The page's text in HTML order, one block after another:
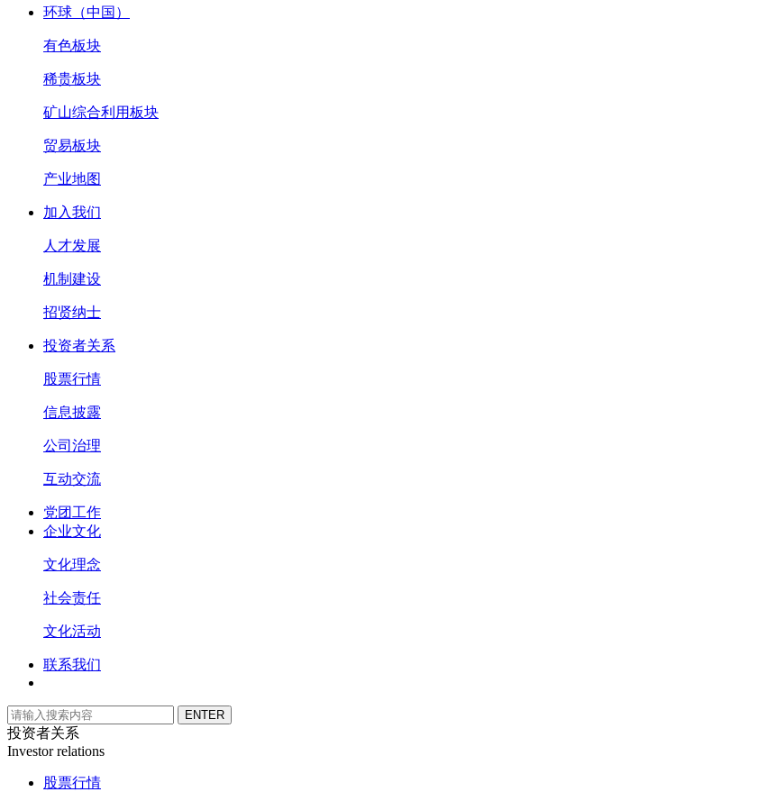
环球（中国）
有色板块
稀贵板块
矿山综合利用板块
贸易板块
产业地图
加入我们
人才发展
机制建设
招贤纳士
投资者关系
股票行情
信息披露
公司治理
互动交流
党团工作
企业文化
文化理念
社会责任
文化活动
联系我们
投资者关系
Investor relations
股票行情